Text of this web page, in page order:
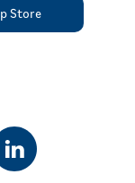
Store